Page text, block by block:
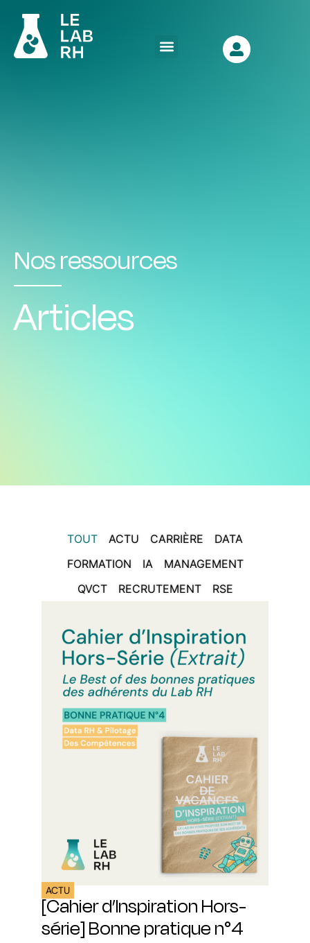
Nos ressources
Articles
ACTU CARRIÈRE
DATA
FORMATION
IA
MANAGEMENT
QVCT
RECRUTEMENT RSE
TOUT
ACTU
[Cahier d’Inspiration Hors-
série] Bonne pratique n°4